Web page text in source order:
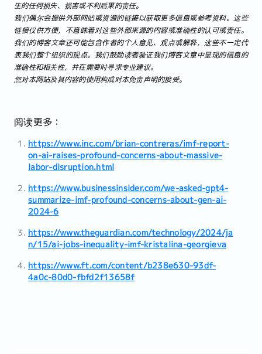
生的任何损失、损害或不利后果的责任。
我们偶尔会提供外部网站或资源的链接以获取更多信息或参考资料。这些
链接仅供方便，不意味着对这些外部来源的内容或准确性的认可或责任。
我们的博客文章还可能包含作者的个人意见、观点或解释，这些不一定代
表我们整个组织的观点。我们鼓励读者验证我们博客文章中呈现的信息的
准确性和相关性，并在需要时寻求专业建议。
您对本网站及其内容的使用构成对本免责声明的接受。
阅读更多：
https://www.inc.com/brian-contreras/imf-report-
on-ai-raises-profound-concerns-about-massive-
labor-disruption.html
https://www.businessinsider.com/we-asked-gpt4-
summarize-imf-profound-concerns-about-gen-ai-
2024-6
https://www.theguardian.com/technology/2024/ja
n/15/ai-jobs-inequality-imf-kristalina-georgieva
https://www.ft.com/content/b238e630-93df-
4a0c-80d0-fbfd2f13658f